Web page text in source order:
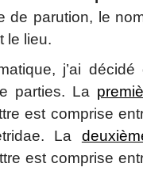
février
janvier
octobre
août 2012
juillet
juin 2012
avril 2012
de parution, le
le lieu.
j’ai
parties. La
est comprise
La
est comprise